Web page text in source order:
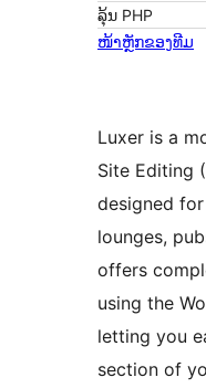
ລຸ້ນ PHP
ໜ້າຫຼັກຂອງທີມ
Luxer is a
Site Editing
designed
lounges,
offers
using the
letting you
section of